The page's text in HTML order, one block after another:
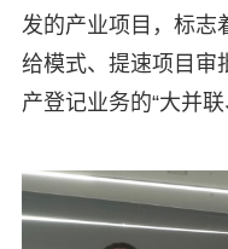
发的产业项目，标志
给模式、提速项目审
产登记业务的“大并联